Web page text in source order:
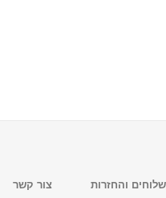
והחזרות צור קשר